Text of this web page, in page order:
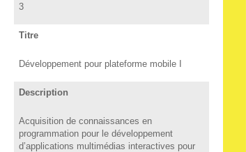
3
Titre
Développement pour plateforme mobile I
Description
Acquisition de connaissances en
programmation pour le développement
d’applications multimédias interactives pour